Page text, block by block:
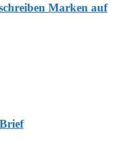
Marken auf